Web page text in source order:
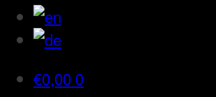
€0,00 0